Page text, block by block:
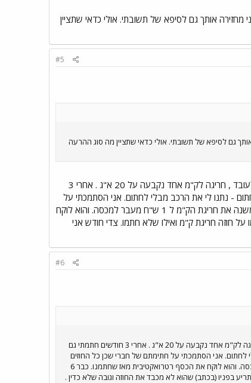
אותך גם לסיפא של תשובתי. אולי כדאי שתציין
#5
גם לסיפא של תשובתי. אולי כדאי שתציין מה סוג ההרעה
רכב של החברה. למעשה אנו מספר עובדים שיש להם בעיה. בחתימה החוזה בחודש X נקבעה מכסת ק"מ לעובד , חריגה לק"מ אחד נקבעה על 20 א"ג . אחרי 3
שלא הסכמתי לחתום - נתנו לי את הרכב מבלי לחתום. אני הסתמכתי על
חתימתם של חברי שכן כל החוזים שנחתמו סטנדרטים. כעבור שנה, מנהל חברת כח האדם הודיע לנו שהוא משנה את חריגת הק"מ ל 1 ש"ח מעבר למכסה. והוא לוקח
אלה שחתמו על חוזה חריגת ק"מ ואילו שלא חתמו. צדי חודש אני
#6
רכב של החברה. למעשה אנו מספר עובדים שיש להם בעיה. בחתימה החוזה בחודש X נקבעה מכסת ק"מ לעובד , חריגה לק"מ אחד נקבעה על 20 א"ג . אחרי 3 חודשים חתמתי גם
הרכב מבלי לחתום. אני הסתמכתי על חתימתם של חברי שכן כל החוזים
שנחתמו סטנדרטים. כעבור שנה, מנהל חברת כח האדם הודיע לנו שהוא משנה את חריגת הק"מ ל 1 ש"ח מעבר למכסה. והוא לוקח את הכסף רטרואקטיבית מאז שחתמנו. כבר 6
בפניו (בכתב) שהוא לא מכבד את החוזה וגובה שלא כדין .